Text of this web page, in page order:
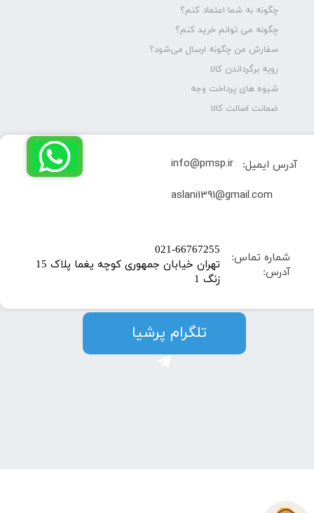
چگونه به شما اعتماد کنم؟
چگونه می توانم خرید کنم؟
سفارش من چگونه ارسال می‌شود؟
رویه برگرداندن کالا
شیوه های پرداخت وجه
ضمانت اصالت کالا
شماره تماس:
آدرس:
​021-66767255
تهران خیابان جمهوری کوچه یغما پلاک 15
زنگ 1
آدرس ایمیل:
info@pmsp.ir
​aslani1391@gmail.com
​​​​تلگرام پرشیا